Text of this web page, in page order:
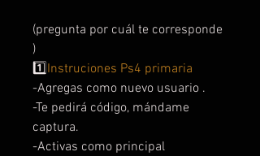
(pregunta por cuál te corresponde
)
1️⃣Instruciones Ps4 primaria
-Agregas como nuevo usuario .
-Te pedirá código, mándame
captura.
-Activas como principal